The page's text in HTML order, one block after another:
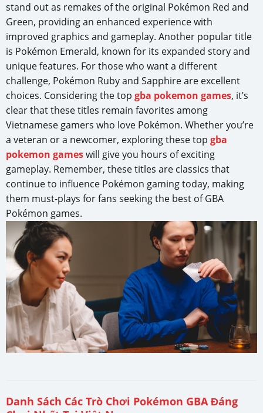
stand out as remakes of the original Pokémon Red and
Green, providing an enhanced experience with
improved graphics and gameplay. Another popular title
is Pokémon Emerald, known for its expanded story and
unique features. For those who want a different
challenge, Pokémon Ruby and Sapphire are excellent
choices. Considering the top gba pokemon games, it’s
clear that these titles remain favorites among
Vietnamese gamers who love Pokémon. Whether you’re
a veteran or a newcomer, exploring these top gba
pokemon gameswill give you hours of exciting
gameplay. Remember, these titles are classics that
continue to influence Pokémon gaming today, making
them must-plays for fans seeking the best of GBA
Pokémon games.
Danh Sách Các Trò Chơi Pokémon GBA Đáng